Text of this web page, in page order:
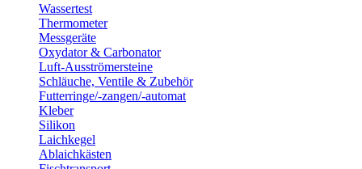
Wassertest
Thermometer
Messgeräte
Oxydator & Carbonator
Luft-Ausströmersteine
Schläuche, Ventile & Zubehör
Futterringe/-zangen/-automat
Kleber
Silikon
Laichkegel
Ablaichkästen